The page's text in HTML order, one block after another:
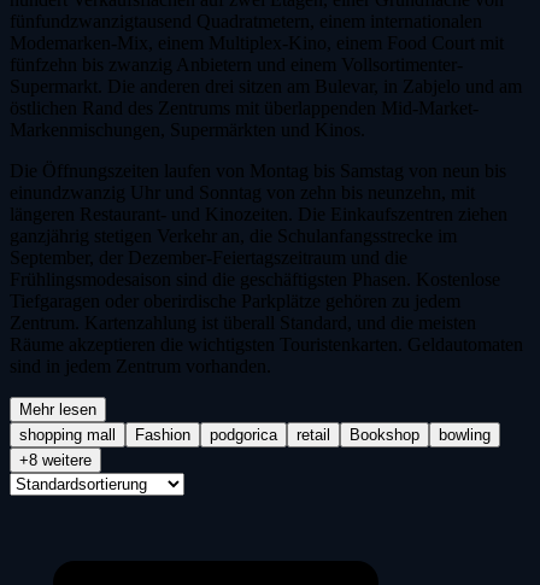
fünfundzwanzigtausend Quadratmetern, einem internationalen
Modemarken-Mix, einem Multiplex-Kino, einem Food Court mit
fünfzehn bis zwanzig Anbietern und einem Vollsortimenter-
Supermarkt. Die anderen drei sitzen am Bulevar, in Zabjelo und am
östlichen Rand des Zentrums mit überlappenden Mid-Market-
Markenmischungen, Supermärkten und Kinos.
Die Öffnungszeiten laufen von Montag bis Samstag von neun bis
einundzwanzig Uhr und Sonntag von zehn bis neunzehn, mit
längeren Restaurant- und Kinozeiten. Die Einkaufszentren ziehen
ganzjährig stetigen Verkehr an, die Schulanfangsstrecke im
September, der Dezember-Feiertagszeitraum und die
Frühlingsmodesaison sind die geschäftigsten Phasen. Kostenlose
Tiefgaragen oder oberirdische Parkplätze gehören zu jedem
Zentrum. Kartenzahlung ist überall Standard, und die meisten
Räume akzeptieren die wichtigsten Touristenkarten. Geldautomaten
sind in jedem Zentrum vorhanden.
Mehr lesen
shopping mall
Fashion podgorica retail Bookshop
bowling
+8 weitere